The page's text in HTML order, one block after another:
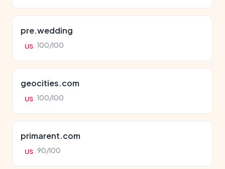
pre.wedding
US 100/100
geocities.com
US 100/100
primarent.com
US 90/100